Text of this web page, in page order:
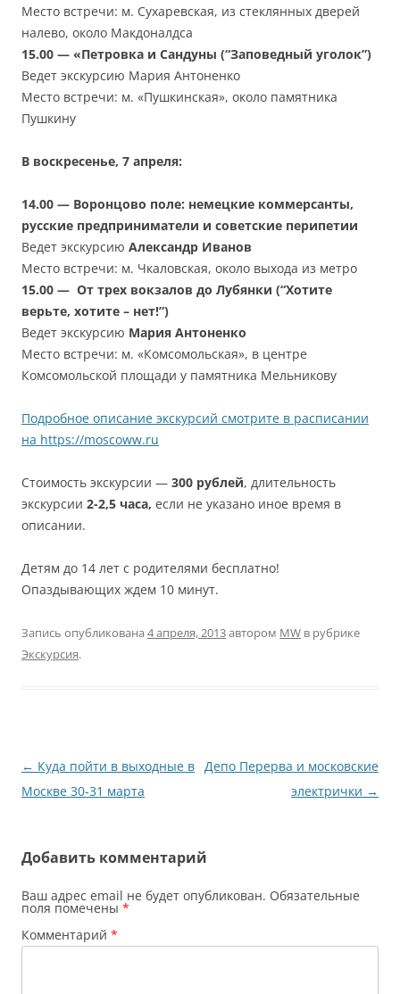
Место встречи: м. Сухаревская, из стеклянных дверей
налево, около Макдоналдса
15.00 — «Петровка и Сандуны (“Заповедный уголок”)
Ведет экскурсию Мария Антоненко
Место встречи: м. «Пушкинская», около памятника
Пушкину
В воскресенье, 7 апреля:
14.00 — Воронцово поле: немецкие коммерсанты,
русские предприниматели и советские перипетии
Ведет экскурсию Александр Иванов
Место встречи: м. Чкаловская, около выхода из метро
15.00 — От трех вокзалов до Лубянки (“Хотите
верьте, хотите – нет!”)
Ведет экскурсию Мария Антоненко
Место встречи: м. «Комсомольская», в центре
Комсомольской площади у памятника Мельникову
Подробное описание экскурсий смотрите в расписании
на https://moscoww.ru
Стоимость экскурсии — 300 рублей, длительность
экскурсии 2-2,5 часа, если не указано иное время в
описании.
Детям до 14 лет с родителями бесплатно!
Опаздывающих ждем 10 минут.
Запись опубликована 4 апреля, 2013автором MW в рубрике
Экскурсия.
Навигация
по
← Куда пойти в выходные в
Москве 30-31 марта
Депо Перерва и московские
электрички →
Добавить комментарий
Ваш адрес email не будет опубликован. Обязательные
поля помечены *
Комментарий *